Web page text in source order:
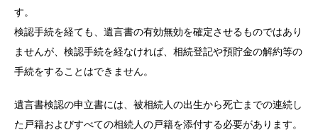
す。
検認手続を経ても、遺言書の有効無効を確定させるものではあり
ませんが、検認手続を経なければ、相続登記や預貯金の解約等の
手続をすることはできません。
遺言書検認の申立書には、被相続人の出生から死亡までの連続し
た戸籍およびすべての相続人の戸籍を添付する必要があります。